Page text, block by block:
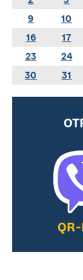
9
10
16
17
23
24
30
31